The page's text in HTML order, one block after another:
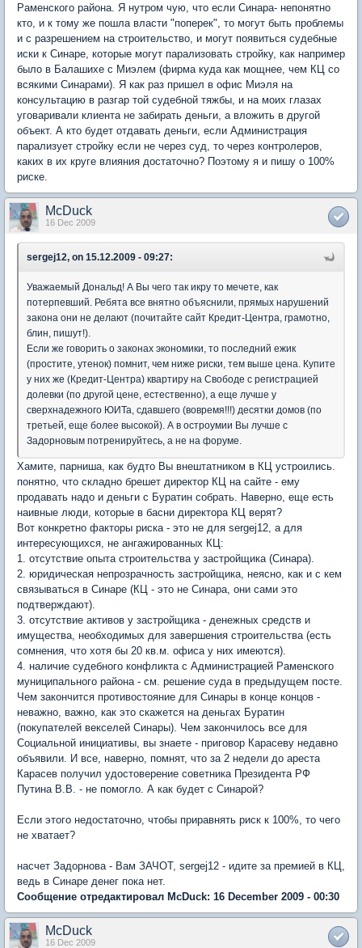
Раменского района. Я нутром чую, что если Синара- непонятно
кто, и к тому же пошла власти "поперек", то могут быть проблемы
и с разрешением на строительство, и могут появиться судебные
иски к Синаре, которые могут парализовать стройку, как например
было в Балашихе с Миэлем (фирма куда как мощнее, чем КЦ со
всякими Синарами). Я как раз пришел в офис Миэля на
консультацию в разгар той судебной тяжбы, и на моих глазах
уговаривали клиента не забирать деньги, а вложить в другой
объект. А кто будет отдавать деньги, если Администрация
парализует стройку если не через суд, то через контролеров,
каких в их круге влияния достаточно? Поэтому я и пишу о 100%
риске.
McDuck
16 Dec 2009
sergej12, on 15.12.2009 - 09:27:
Уважаемый Дональд! А Вы чего так икру то мечете, как
потерпевший. Ребята все внятно объяснили, прямых нарушений
закона они не делают (почитайте сайт Кредит-Центра, грамотно,
блин, пишут!).
Если же говорить о законах экономики, то последний ежик
(простите, утенок) помнит, чем ниже риски, тем выше цена. Купите
у них же (Кредит-Центра) квартиру на Свободе с регистрацией
долевки (по другой цене, естественно), а еще лучше у
сверхнадежного ЮИТа, сдавшего (вовремя!!!) десятки домов (по
третьей, еще более высокой). А в остроумии Вы лучше с
Задорновым потренируйтесь, а не на форуме.
Хамите, парниша, как будто Вы внештатником в КЦ устроились.
понятно, что складно брешет директор КЦ на сайте - ему
продавать надо и деньги с Буратин собрать. Наверно, еще есть
наивные люди, которые в басни директора КЦ верят?
Вот конкретно факторы риска - это не для sergej12, а для
интересующихся, не ангажированных КЦ:
1. отсутствие опыта строительства у застройщика (Синара).
2. юридическая непрозрачность застройщика, неясно, как и с кем
связываться в Синаре (КЦ - это не Синара, они сами это
подтверждают).
3. отсутствие активов у застройщика - денежных средств и
имущества, необходимых для завершения строительства (есть
сомнения, что хотя бы 20 кв.м. офиса у них имеются).
4. наличие судебного конфликта с Администрацией Раменского
муниципального района - см. решение суда в предыдущем посте.
Чем закончится противостояние для Синары в конце концов -
неважно, важно, как это скажется на деньгах Буратин
(покупателей векселей Синары). Чем закончилось все для
Социальной инициативы, вы знаете - приговор Карасеву недавно
объявили. И все, наверно, помнят, что за 2 недели до ареста
Карасев получил удостоверение советника Президента РФ
Путина В.В. - не помогло. А как будет с Синарой?
Если этого недостаточно, чтобы приравнять риск к 100%, то чего
не хватает?
насчет Задорнова - Вам ЗАЧОТ, sergej12 - идите за премией в КЦ,
ведь в Синаре денег пока нет.
Сообщение отредактировал McDuck: 16 December 2009 - 00:30
McDuck
16 Dec 2009